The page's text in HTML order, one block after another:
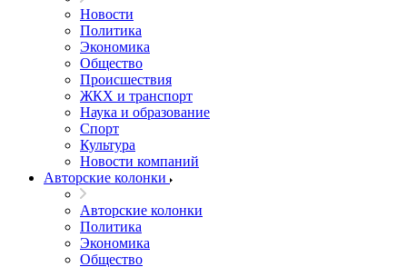
Новости
Политика
Экономика
Общество
Происшествия
ЖКХ и транспорт
Наука и образование
Спорт
Культура
Новости компаний
Авторские колонки
Авторские колонки
Политика
Экономика
Общество